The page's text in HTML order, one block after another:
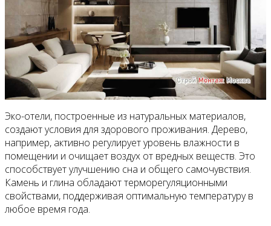
Эко-отели, построенные из натуральных материалов,
создают условия для здорового проживания. Дерево,
например, активно регулирует уровень влажности в
помещении и очищает воздух от вредных веществ. Это
способствует улучшению сна и общего самочувствия.
Камень и глина обладают терморегуляционными
свойствами, поддерживая оптимальную температуру в
любое время года.